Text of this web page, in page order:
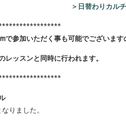
＞日替わりカル
参加いただく事も可能でございます
レッスンと同時に行われます。
りました。